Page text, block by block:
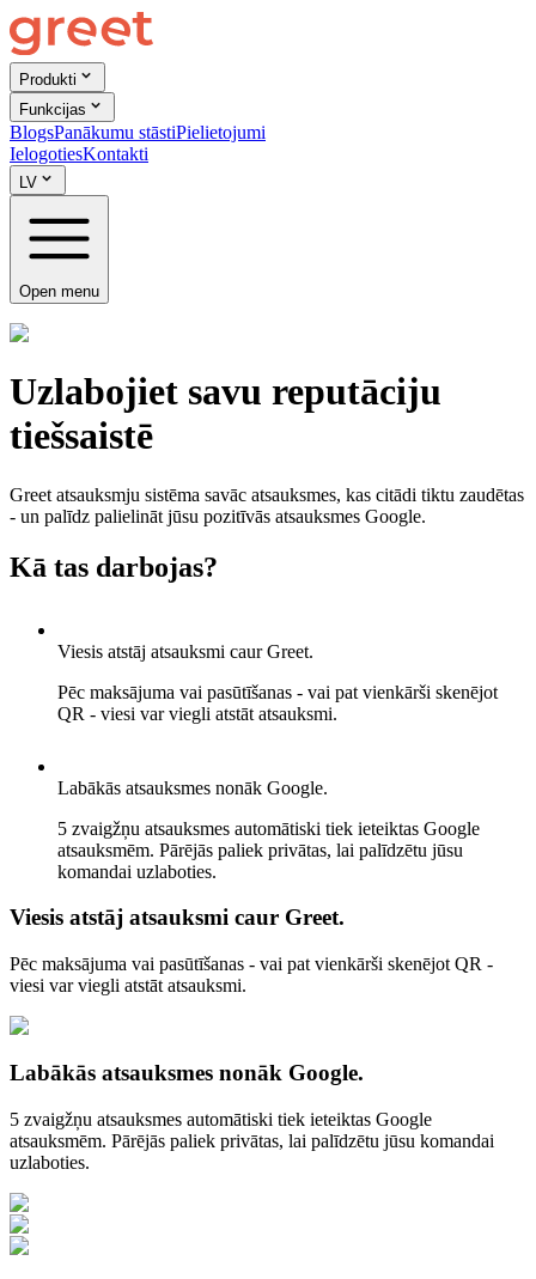
Produkti
Funkcijas
BlogsPanākumu stāstiPielietojumi
IelogotiesKontakti
LV
Open menu
Uzlabojiet savu reputāciju
tiešsaistē
Greet atsauksmju sistēma savāc atsauksmes, kas citādi tiktu zaudētas
- un palīdz palielināt jūsu pozitīvās atsauksmes Google.
Kā tas darbojas?
Viesis atstāj atsauksmi caur Greet.
Pēc maksājuma vai pasūtīšanas - vai pat vienkārši skenējot
QR - viesi var viegli atstāt atsauksmi.
Labākās atsauksmes nonāk Google.
5 zvaigžņu atsauksmes automātiski tiek ieteiktas Google
atsauksmēm. Pārējās paliek privātas, lai palīdzētu jūsu
komandai uzlaboties.
Viesis atstāj atsauksmi caur Greet.
Pēc maksājuma vai pasūtīšanas - vai pat vienkārši skenējot QR -
viesi var viegli atstāt atsauksmi.
Labākās atsauksmes nonāk Google.
5 zvaigžņu atsauksmes automātiski tiek ieteiktas Google
atsauksmēm. Pārējās paliek privātas, lai palīdzētu jūsu komandai
uzlaboties.